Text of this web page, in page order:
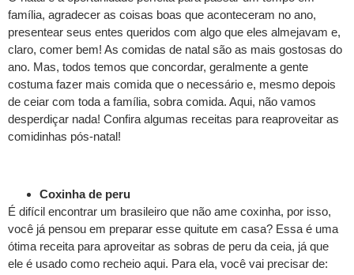
família, agradecer as coisas boas que aconteceram no ano,
presentear seus entes queridos com algo que eles almejavam e,
claro, comer bem! As comidas de natal são as mais gostosas do
ano. Mas, todos temos que concordar, geralmente a gente
costuma fazer mais comida que o necessário e, mesmo depois
de ceiar com toda a família, sobra comida. Aqui, não vamos
desperdiçar nada! Confira algumas receitas para reaproveitar as
comidinhas pós-natal!
Coxinha de peru
É difícil encontrar um brasileiro que não ame coxinha, por isso,
você já pensou em preparar esse quitute em casa? Essa é uma
ótima receita para aproveitar as sobras de peru da ceia, já que
ele é usado como recheio aqui. Para ela, você vai precisar de: